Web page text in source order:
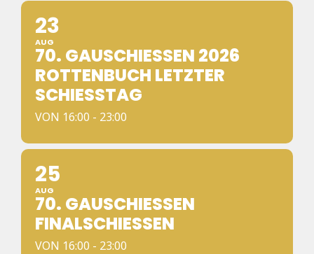
23
AUG
70. GAUSCHIESSEN 2026 R
OTTENBUCH LETZTER S
CHIESSTAG
VON 16:00 - 23:00
25
AUG
70. GAUSCHIESSEN F
INALSCHIESSEN
VON 16:00 - 23:00